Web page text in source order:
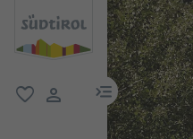
menu link